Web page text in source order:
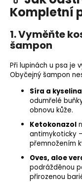
Kompletní
1. Vyměňte
šampon
Při lupinách u psa je
Obyčejný šampon
Síra a
odumřelé
obnovu kůže.
Ketokonazol
antimykoticky
přemnožením
Oves, aloe
podrážděnou
přirozenou